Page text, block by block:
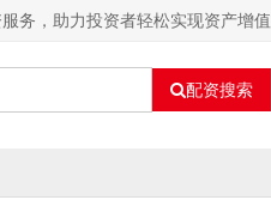
务，助力投资者轻松实现资产增值
配资搜索